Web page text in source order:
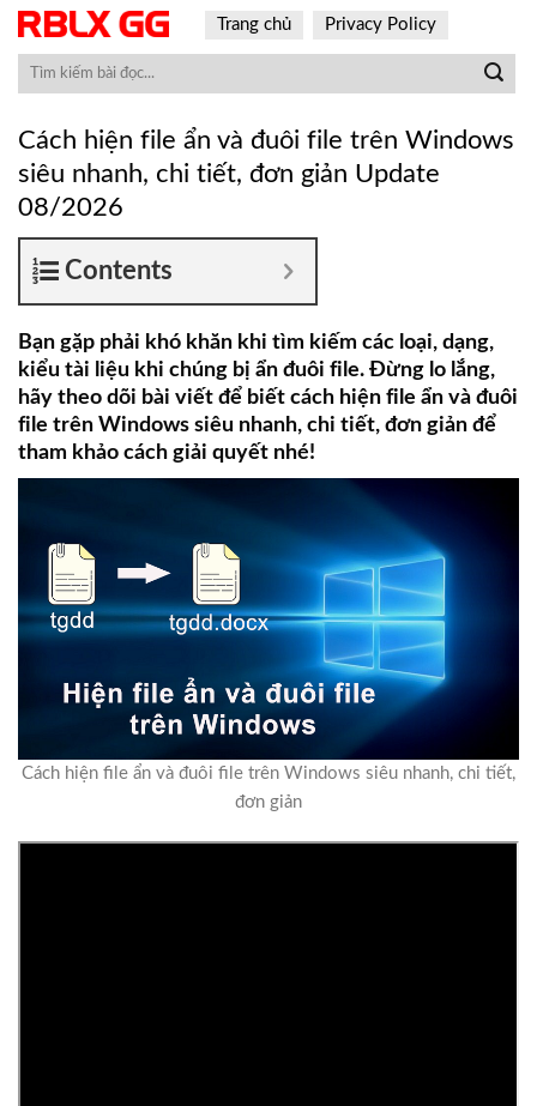
Skip
content
Trang chủ Privacy Policy
Cách hiện file ẩn và đuôi file trên Windows
siêu nhanh, chi tiết, đơn giản Update
08/2026
Contents
Bạn gặp phải khó khăn khi tìm kiếm các loại, dạng,
kiểu tài liệu khi chúng bị ẩn đuôi file. Đừng lo lắng,
hãy theo dõi bài viết để biết cách hiện file ẩn và đuôi
file trên Windows siêu nhanh, chi tiết, đơn giản để
tham khảo cách giải quyết nhé!
Cách hiện file ẩn và đuôi file trên Windows siêu nhanh, chi tiết,
đơn giản